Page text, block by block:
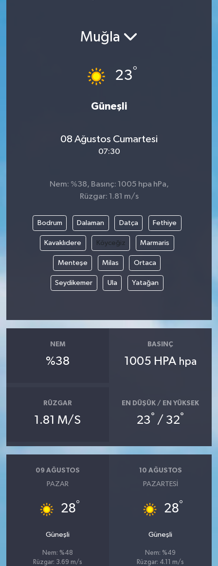
Muğla
23°
Güneşli
08 Ağustos Cumartesi
07:30
Nem: %38, Basınç: 1005 hpa hPa,
Rüzgar: 1.81 m/s
Bodrum Dalaman Datça Fethiye
Kavaklıdere Köyceğiz Marmaris
Menteşe Milas Ortaca
Seydikemer Ula Yatağan
NEM
%38
BASINÇ
1005 HPA hpa
RÜZGAR
1.81 M/S
EN DÜŞÜK / EN YÜKSEK
23° / 32°
09 AĞUSTOS
PAZAR
28°
Güneşli
Nem: %48
Rüzgar: 3.69 m/s
10 AĞUSTOS
PAZARTESI
28°
Güneşli
Nem: %49
Rüzgar: 4.11 m/s